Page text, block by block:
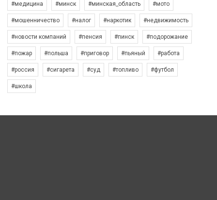
#медицина #минск #минская_область #мото
#мошенничество #налог #наркотик #недвижимость
#новости компаний #пенсия #пинск #подорожание
#пожар #польша #приговор #пьяный #работа
#россия #сигарета #суд #топливо #футбол
#школа